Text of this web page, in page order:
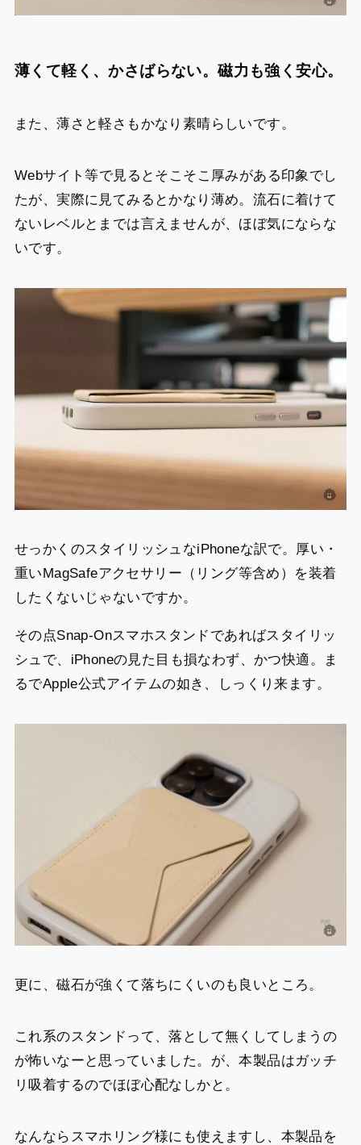
薄くて軽く、かさばらない。磁力も強く安心。
また、薄さと軽さもかなり素晴らしいです。
Webサイト等で見るとそこそこ厚みがある印象でし
たが、実際に見てみるとかなり薄め。流石に着けて
ないレベルとまでは言えませんが、ほぼ気にならな
いです。
せっかくのスタイリッシュなiPhoneな訳で。厚い・
重いMagSafeアクセサリー（リング等含め）を装着
したくないじゃないですか。
その点Snap-Onスマホスタンドであればスタイリッ
シュで、iPhoneの見た目も損なわず、かつ快適。ま
るでApple公式アイテムの如き、しっくり来ます。
更に、磁石が強くて落ちにくいのも良いところ。
これ系のスタンドって、落として無くしてしまうの
が怖いなーと思っていました。が、本製品はガッチ
リ吸着するのでほぼ心配なしかと。
なんならスマホリング様にも使えますし、本製品を